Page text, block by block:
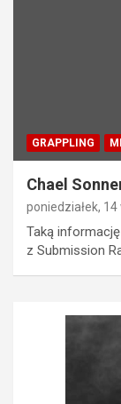
GRAPPLING
Chael
poniedziałek,
Taką
z Submission